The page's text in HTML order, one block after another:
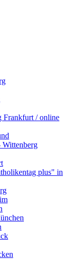
Frankfurt / online
plus" in